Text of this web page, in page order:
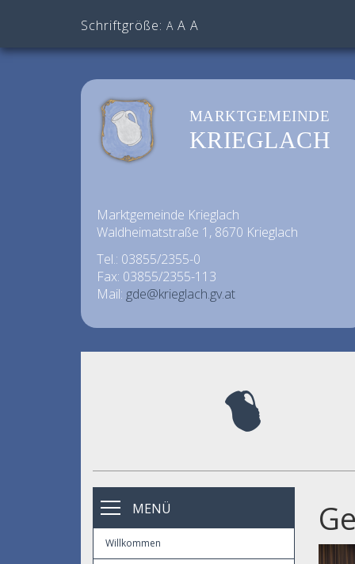
Schriftgröße: A A A
MARKTGEMEINDE
KRIEGLACH
Marktgemeinde Krieglach
Waldheimatstraße 1, 8670 Krieglach
Tel.: 03855/2355-0
Fax: 03855/2355-113
Mail: gde@krieglach.gv.at
MENÜ
Willkommen